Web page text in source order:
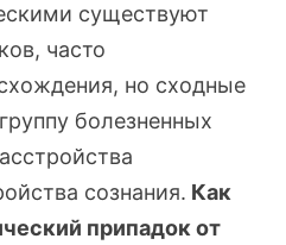
существуют
часто
но сходные
болезненных
сознания. Как
припадок от